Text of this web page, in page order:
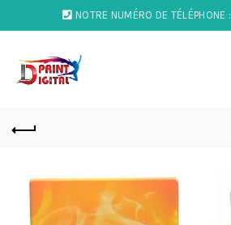
NOTRE NUMÉRO DE TÉLÉPHONE :